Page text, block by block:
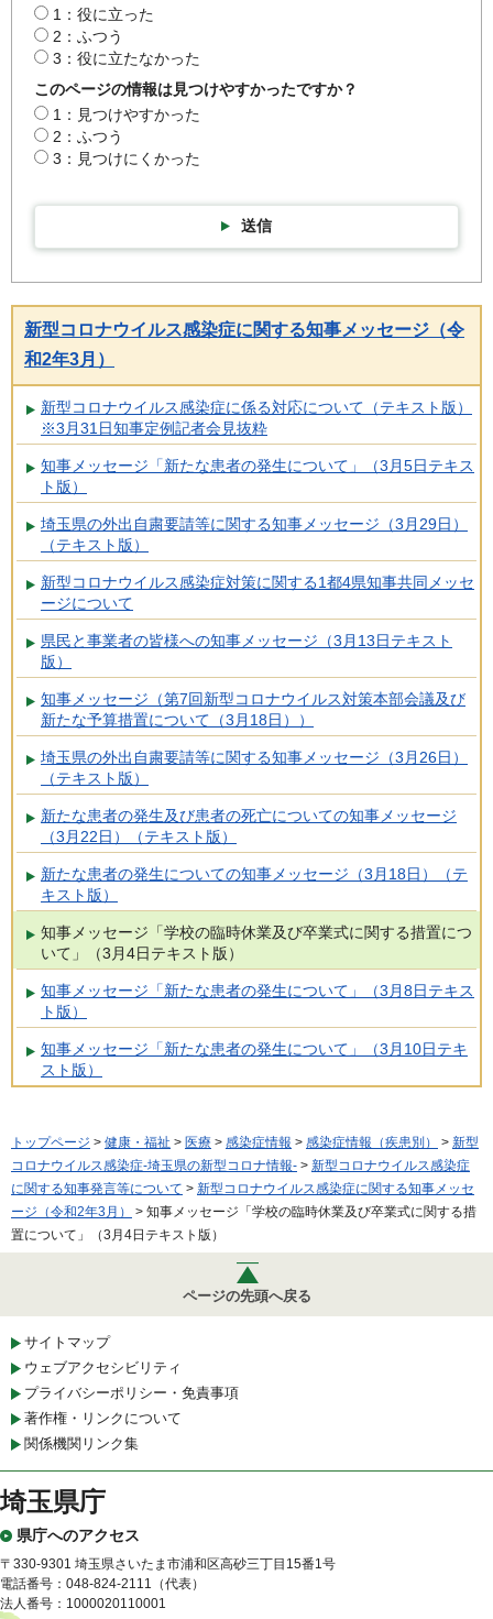
1：役に立った
2：ふつう
3：役に立たなかった
このページの情報は見つけやすかったですか？
1：見つけやすかった
2：ふつう
3：見つけにくかった
送信
新型コロナウイルス感染症に関する知事メッセージ（令
和2年3月）
新型コロナウイルス感染症に係る対応について（テキスト版）
※3月31日知事定例記者会見抜粋
知事メッセージ「新たな患者の発生について」（3月5日テキス
ト版）
埼玉県の外出自粛要請等に関する知事メッセージ（3月29日）
（テキスト版）
新型コロナウイルス感染症対策に関する1都4県知事共同メッセ
ージについて
県民と事業者の皆様への知事メッセージ（3月13日テキスト
版）
知事メッセージ（第7回新型コロナウイルス対策本部会議及び
新たな予算措置について（3月18日））
埼玉県の外出自粛要請等に関する知事メッセージ（3月26日）
（テキスト版）
新たな患者の発生及び患者の死亡についての知事メッセージ
（3月22日）（テキスト版）
新たな患者の発生についての知事メッセージ（3月18日）（テ
キスト版）
知事メッセージ「学校の臨時休業及び卒業式に関する措置につ
いて」（3月4日テキスト版）
知事メッセージ「新たな患者の発生について」（3月8日テキス
ト版）
知事メッセージ「新たな患者の発生について」（3月10日テキ
スト版）
トップページ > 健康・福祉 > 医療 > 感染症情報 > 感染症情報（疾患別） > 新型
コロナウイルス感染症-埼玉県の新型コロナ情報- > 新型コロナウイルス感染症
に関する知事発言等について > 新型コロナウイルス感染症に関する知事メッセ
ージ（令和2年3月）
> 知事メッセージ「学校の臨時休業及び卒業式に関する措
置について」（3月4日テキスト版）
ページの先頭へ戻る
サイトマップ
ウェブアクセシビリティ
プライバシーポリシー・免責事項
著作権・リンクについて
関係機関リンク集
埼玉県庁
県庁へのアクセス
〒330-9301 埼玉県さいたま市浦和区高砂三丁目15番1号
電話番号：048-824-2111（代表）
法人番号：1000020110001